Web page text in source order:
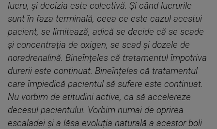
lucru, și decizia este colectivă. Și când lucrurile
sunt în faza terminală, ceea ce este cazul acestui
pacient, se limitează, adică se decide că se scade
și concentrația de oxigen, se scad și dozele de
noradrenalină. Bineînțeles că tratamentul împotriva
durerii este continuat. Bineînțeles că tratamentul
care împiedică pacientul să sufere este continuat.
Nu vorbim de atitudini active, ca să accelereze
decesul pacientului. Vorbim numai de oprirea
escaladei și a lăsa evoluția naturală a acestor boli